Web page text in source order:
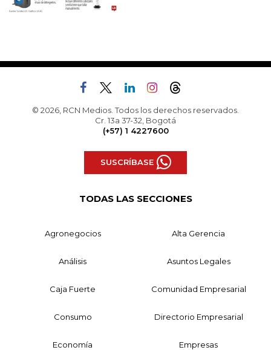
© 2026, RCN Medios. Todos los derechos reservados.
Cr. 13a 37-32, Bogotá
(+57) 1 4227600
SUSCRÍBASE
TODAS LAS SECCIONES
Agronegocios Alta Gerencia
Análisis Asuntos Legales
Caja Fuerte Comunidad Empresarial
Consumo Directorio Empresarial
Economía Empresas